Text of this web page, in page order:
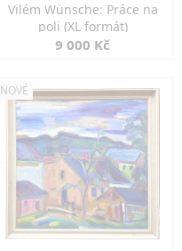
Vilém Wünsche: Práce na
poli (XL formát)
9 000 Kč
NOVÉ